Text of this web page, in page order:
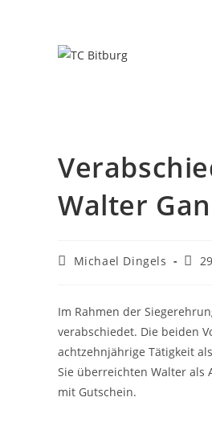
Walter
Beitrags-
Michael Dingels
Im Rahmen der
verabschiedet. Die beiden
achtzehnjährige Tätigkeit
Sie überreichten Walter als
mit Gutschein.